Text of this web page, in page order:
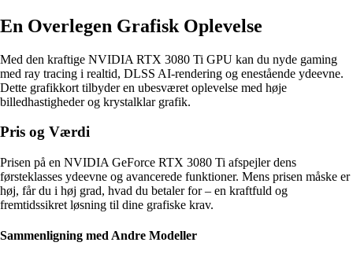
En Overlegen Grafisk Oplevelse
Med den kraftige NVIDIA RTX 3080 Ti GPU kan du nyde gaming
med ray tracing i realtid, DLSS AI-rendering og enestående ydeevne.
Dette grafikkort tilbyder en ubesværet oplevelse med høje
billedhastigheder og krystalklar grafik.
Pris og Værdi
Prisen på en NVIDIA GeForce RTX 3080 Ti afspejler dens
førsteklasses ydeevne og avancerede funktioner. Mens prisen måske er
høj, får du i høj grad, hvad du betaler for – en kraftfuld og
fremtidssikret løsning til dine grafiske krav.
Sammenligning med Andre Modeller